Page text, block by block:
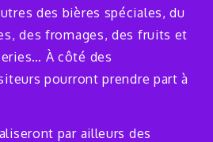
des bières spéciales, du
des fromages, des fruits et
À côté des
pourront prendre part à
par ailleurs des